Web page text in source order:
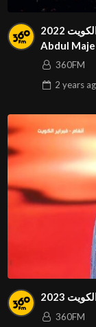
عبدالمجيد عبدالله – إحكي بهمسك | (حفلة الكويت 2022) |
Abdul
360FM
2 years
2023
360FM